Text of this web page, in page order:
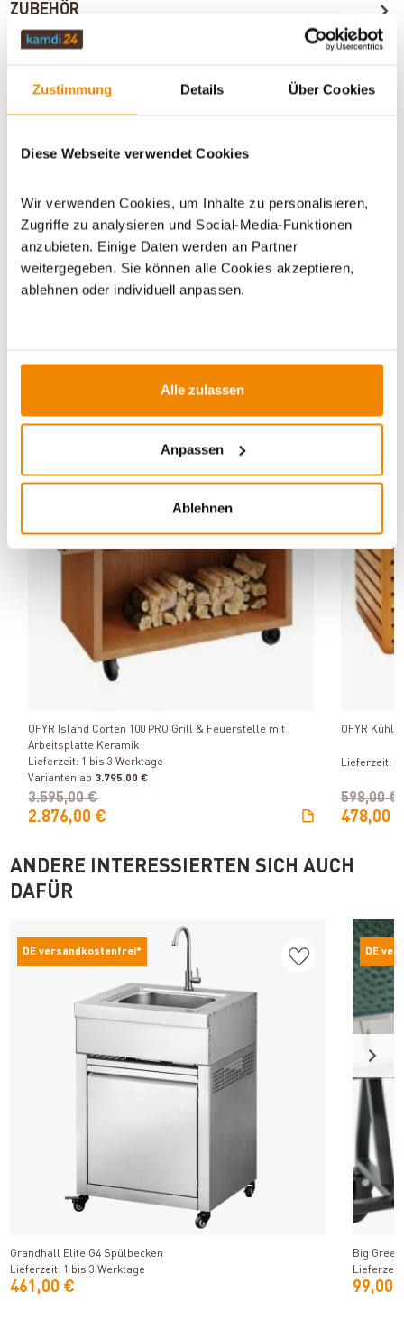
Zustimmung Details Über Cookies
Diese Webseite verwendet Cookies
Wir verwenden Cookies, um Inhalte zu personalisieren,
Zugriffe zu analysieren und Social-Media-Funktionen
anzubieten. Einige Daten werden an Partner
weitergegeben. Sie können alle Cookies akzeptieren,
ablehnen oder individuell anpassen.
Alle zulassen
Anpassen
Ablehnen
ZUBEHÖR
WICHTIGE INFOS
Artikeldatenblatt drucken Frage zum Artikel
Dieses Produkt finden Sie unter:Grillzubehör|Zubehör|
Outdoor| Outdoormöbel |Arbeitstische & Theken|Grill
Accessoires
OFYR Island Corten 100 PRO Grill & Feuerstelle mit
Arbeitsplatte Keramik
Lieferzeit: 1 bis 3 Werktage
Varianten ab 3.795,00 €
2.876,00 €
3.595,00 €
OFYR
Lieferzeit: 1
478,00
598,00 €
ANDERE INTERESSIERTEN SICH AUCH
DAFÜR
DE versandkostenfrei*
Produkt ansehen
Grandhall Elite G4 Spülbecken
Lieferzeit: 1 bis 3 Werktage
461,00 €
DE
Big
99,00